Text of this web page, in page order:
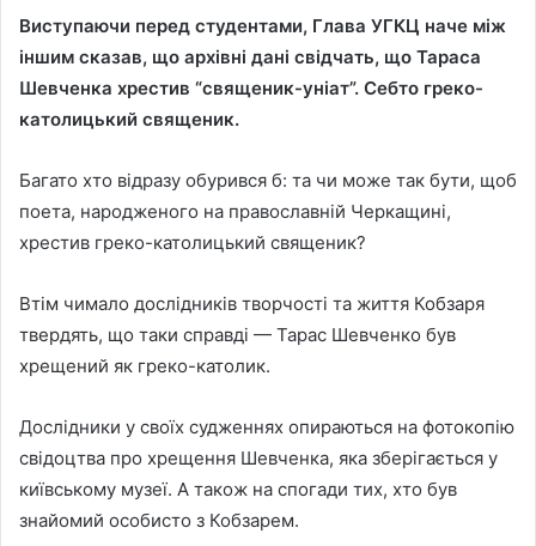
Виступаючи перед студентами, Глава УГКЦ наче між
іншим сказав, що архівні дані свідчать, що Тараса
Шевченка хрестив “священик-уніат”. Себто греко-
католицький священик.
Багато хто відразу обурився б: та чи може так бути, щоб
поета, народженого на православній Черкащині,
хрестив греко-католицький священик?
Втім чимало дослідників творчості та життя Кобзаря
твердять, що таки справді — Тарас Шевченко був
хрещений як греко-католик.
Дослідники у своїх судженнях опираються на фотокопію
свідоцтва про хрещення Шевченка, яка зберігається у
київському музеї. А також на спогади тих, хто був
знайомий особисто з Кобзарем.